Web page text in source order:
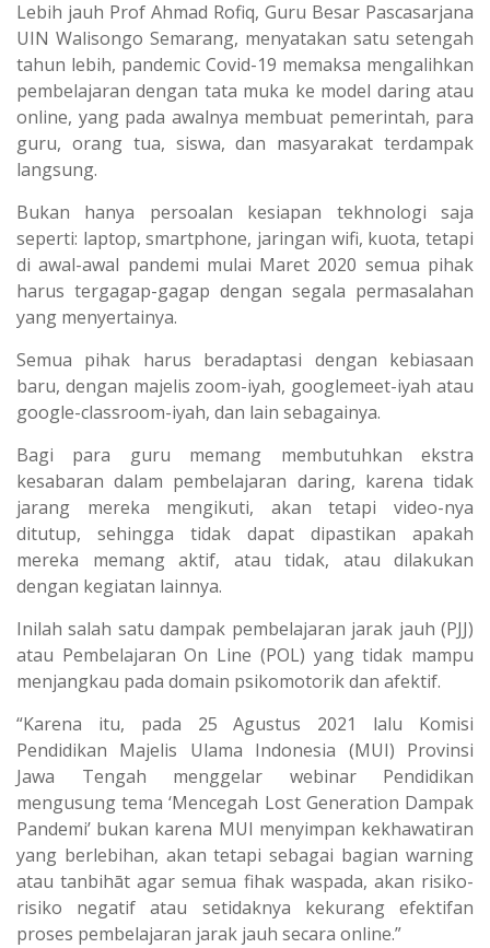
Lebih jauh Prof Ahmad Rofiq, Guru Besar Pascasarjana
UIN Walisongo Semarang, menyatakan satu setengah
tahun lebih, pandemic Covid-19 memaksa mengalihkan
pembelajaran dengan tata muka ke model daring atau
online, yang pada awalnya membuat pemerintah, para
guru, orang tua, siswa, dan masyarakat terdampak
langsung.
Bukan hanya persoalan kesiapan tekhnologi saja
seperti: laptop, smartphone, jaringan wifi, kuota, tetapi
di awal-awal pandemi mulai Maret 2020 semua pihak
harus tergagap-gagap dengan segala permasalahan
yang menyertainya.
Semua pihak harus beradaptasi dengan kebiasaan
baru, dengan majelis zoom-iyah, googlemeet-iyah atau
google-classroom-iyah, dan lain sebagainya.
Bagi para guru memang membutuhkan ekstra
kesabaran dalam pembelajaran daring, karena tidak
jarang mereka mengikuti, akan tetapi video-nya
ditutup, sehingga tidak dapat dipastikan apakah
mereka memang aktif, atau tidak, atau dilakukan
dengan kegiatan lainnya.
Inilah salah satu dampak pembelajaran jarak jauh (PJJ)
atau Pembelajaran On Line (POL) yang tidak mampu
menjangkau pada domain psikomotorik dan afektif.
“Karena itu, pada 25 Agustus 2021 lalu Komisi
Pendidikan Majelis Ulama Indonesia (MUI) Provinsi
Jawa Tengah menggelar webinar Pendidikan
mengusung tema ‘Mencegah Lost Generation Dampak
Pandemi’ bukan karena MUI menyimpan kekhawatiran
yang berlebihan, akan tetapi sebagai bagian warning
atau tanbihāt agar semua fihak waspada, akan risiko-
risiko negatif atau setidaknya kekurang efektifan
proses pembelajaran jarak jauh secara online.”